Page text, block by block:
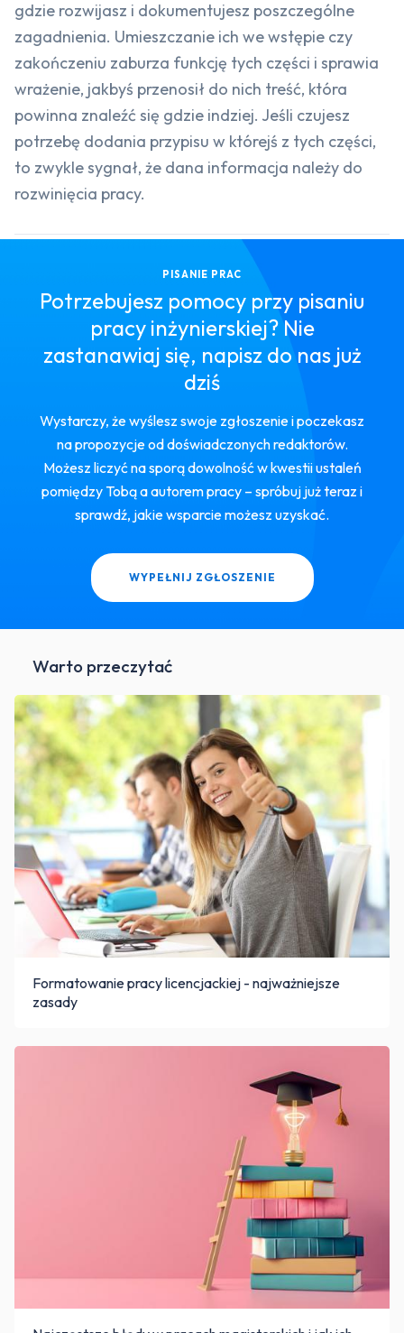
gdzie rozwijasz i dokumentujesz poszczególne
zagadnienia. Umieszczanie ich we wstępie czy
zakończeniu zaburza funkcję tych części i sprawia
wrażenie, jakbyś przenosił do nich treść, która
powinna znaleźć się gdzie indziej. Jeśli czujesz
potrzebę dodania przypisu w którejś z tych części,
to zwykle sygnał, że dana informacja należy do
rozwinięcia pracy.
PISANIE PRAC
Potrzebujesz pomocy przy pisaniu
pracy inżynierskiej? Nie
zastanawiaj się, napisz do nas już
dziś
Wystarczy, że wyślesz swoje zgłoszenie i poczekasz
na propozycje od doświadczonych redaktorów.
Możesz liczyć na sporą dowolność w kwestii ustaleń
pomiędzy Tobą a autorem pracy – spróbuj już teraz i
sprawdź, jakie wsparcie możesz uzyskać.
WYPEŁNIJ ZGŁOSZENIE
Warto przeczytać
Formatowanie pracy licencjackiej - najważniejsze
zasady